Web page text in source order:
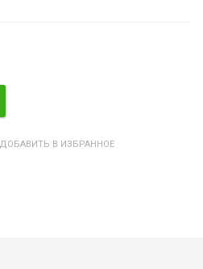
ДОБАВИТЬ В ИЗБРАННОЕ